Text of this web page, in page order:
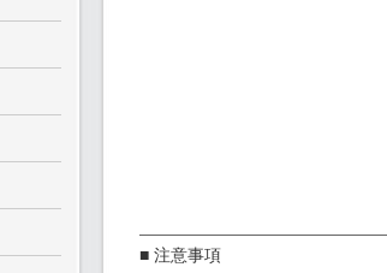
■ 注意事項